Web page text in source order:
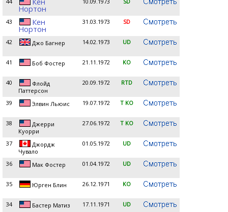
Нортон
43 Кен
Нортон
31.03.1973 SD
42 Джо Багнер 14.02.1973 UD
41 Боб Фостер 21.11.1972 KO
40
Флойд
Паттерсон
20.09.1972 RTD
39 Элвин Льюис 19.07.1972 T KO
38
Джерри
Куорри
27.06.1972 T KO
37
Джордж
Чувало
01.05.1972 UD
36 Мак Фостер 01.04.1972 UD
35 Юрген Блин 26.12.1971 KO
34 Бастер Матиз 17.11.1971 UD